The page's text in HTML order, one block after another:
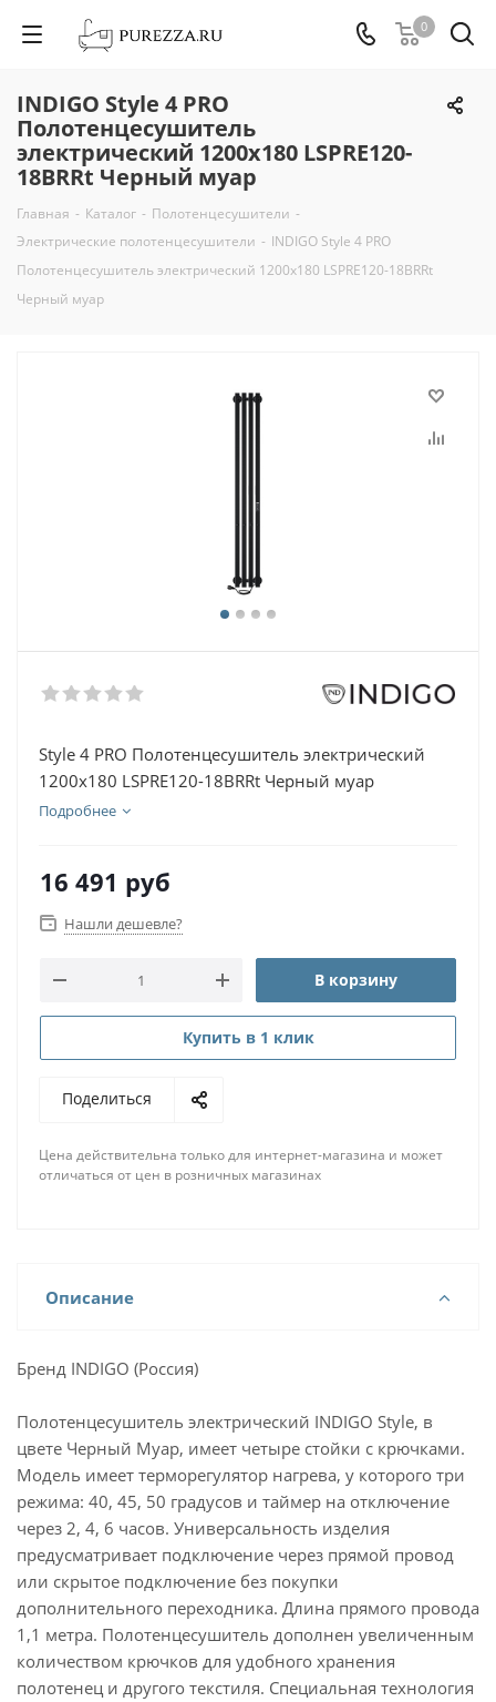
0
INDIGO Style 4 PRO
Полотенцесушитель
электрический 1200х180 LSPRE120-
18BRRt Черный муар
Главная - Каталог - Полотенцесушители -
Электрические полотенцесушители - INDIGO Style 4 PRO
Полотенцесушитель электрический 1200х180 LSPRE120-18BRRt
Черный муар
Style 4 PRO Полотенцесушитель электрический
1200х180 LSPRE120-18BRRt Черный муар
Подробнее
16 491 руб
Нашли дешевле?
В корзину
Купить в 1 клик
Поделиться
Цена действительна только для интернет-магазина и может
отличаться от цен в розничных магазинах
Описание
Бренд INDIGO (Россия)
Полотенцесушитель электрический INDIGO Style, в
цвете Черный Муар, имеет четыре стойки с крючками.
Модель имеет терморегулятор нагрева, у которого три
режима: 40, 45, 50 градусов и таймер на отключение
через 2, 4, 6 часов. Универсальность изделия
предусматривает подключение через прямой провод
или скрытое подключение без покупки
дополнительного переходника. Длина прямого провода
1,1 метра. Полотенцесушитель дополнен увеличенным
количеством крючков для удобного хранения
полотенец и другого текстиля. Специальная технология